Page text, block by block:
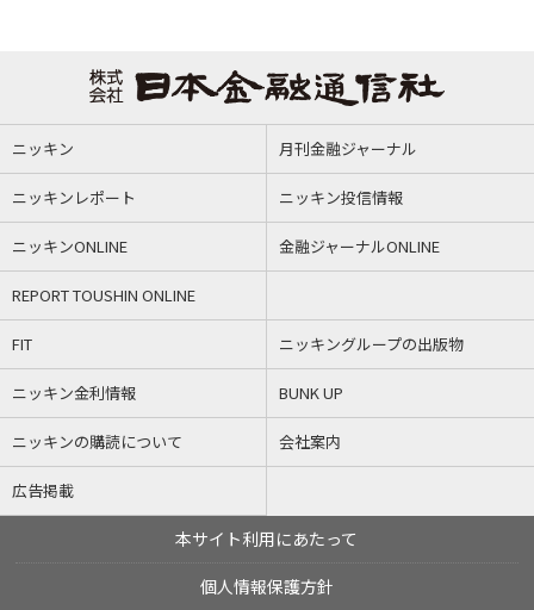
ニッキン 月刊金融ジャーナル
ニッキンレポート ニッキン投信情報
ニッキンONLINE 金融ジャーナルONLINE
REPORT TOUSHIN ONLINE
FIT ニッキングループの出版物
ニッキン金利情報 BUNK UP
ニッキンの購読について 会社案内
広告掲載
本サイト利用にあたって
個人情報保護方針